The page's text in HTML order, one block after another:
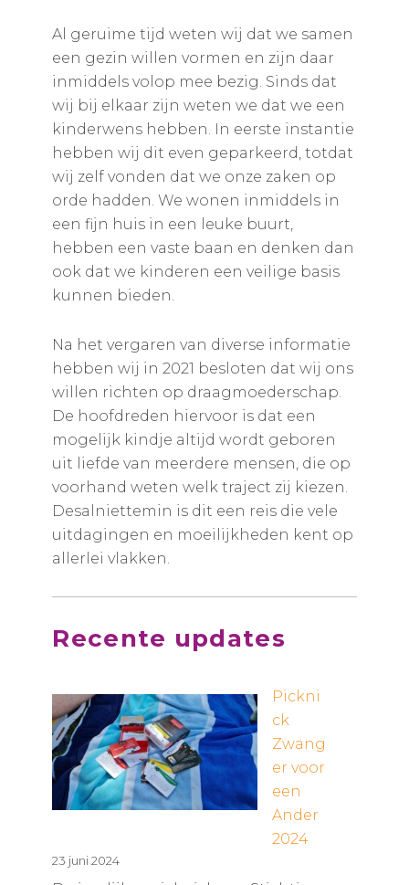
Al geruime tijd weten wij dat we samen
een gezin willen vormen en zijn daar
inmiddels volop mee bezig. Sinds dat
wij bij elkaar zijn weten we dat we een
kinderwens hebben. In eerste instantie
hebben wij dit even geparkeerd, totdat
wij zelf vonden dat we onze zaken op
orde hadden. We wonen inmiddels in
een fijn huis in een leuke buurt,
hebben een vaste baan en denken dan
ook dat we kinderen een veilige basis
kunnen bieden.
Na het vergaren van diverse informatie
hebben wij in 2021 besloten dat wij ons
willen richten op draagmoederschap.
De hoofdreden hiervoor is dat een
mogelijk kindje altijd wordt geboren
uit liefde van meerdere mensen, die op
voorhand weten welk traject zij kiezen.
Desalniettemin is dit een reis die vele
uitdagingen en moeilijkheden kent op
allerlei vlakken.
Recente updates
Pickni
ck
Zwang
er voor
een
Ander
2024
23 juni 2024